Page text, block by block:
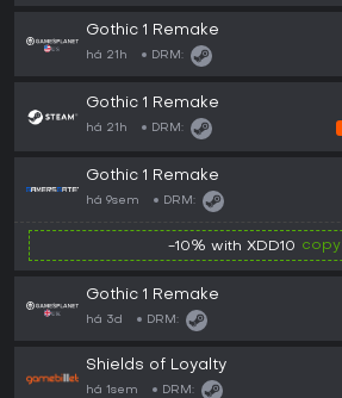
Gothic 1 Remake
há 21h DRM:
Gothic 1 Remake
há 21h DRM:
Gothic 1 Remake
há 9sem DRM:
-10% with XDD10 copy
Gothic 1 Remake
há 3d DRM:
Shields of Loyalty
há 1sem DRM: